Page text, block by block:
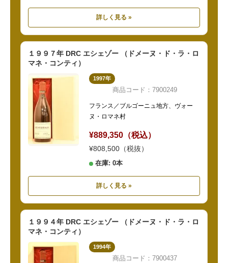
詳しく見る »
１９９７年 DRC エシェゾー （ドメーヌ・ド・ラ・ロ
マネ・コンティ）
1997年
商品コード：7900249
フランス／ブルゴーニュ地方、ヴォー
ヌ・ロマネ村
¥889,350（税込）
¥808,500（税抜）
在庫: 0本
詳しく見る »
１９９４年 DRC エシェゾー （ドメーヌ・ド・ラ・ロ
マネ・コンティ）
1994年
商品コード：7900437